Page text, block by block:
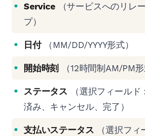
Service（サービスへのリレ
プ）
日付（MM/DD/YYYY形式）
開始時刻 （12時間制AM/PM形
ステータス （選択フィールド
済み、キャンセル、完了）
支払いステータス （選択フィ